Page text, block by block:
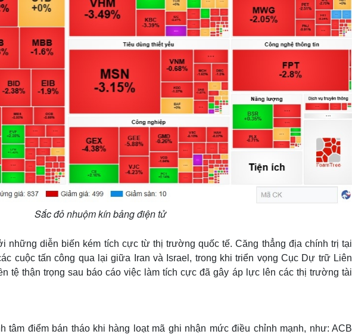
Sắc đỏ nhuộm kín bảng điện tử
những diễn biến kém tích cực từ thị trường quốc tế. Căng thẳng địa chính trị tại
cuộc tấn công qua lại giữa Iran và Israel, trong khi triển vọng Cục Dự trữ Liên
tệ thận trọng sau báo cáo việc làm tích cực đã gây áp lực lên các thị trường tài
tâm điểm bán tháo khi hàng loạt mã ghi nhận mức điều chỉnh mạnh, như: ACB